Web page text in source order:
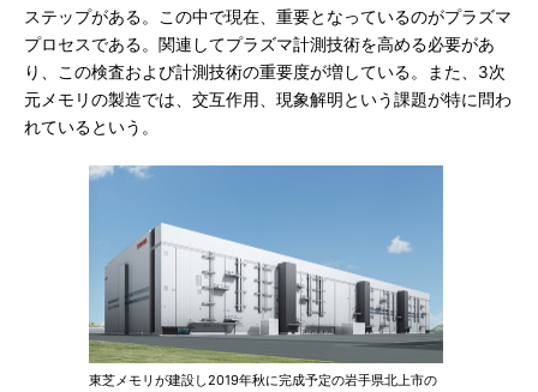
ステップがある。この中で現在、重要となっているのがプラズマ
プロセスである。関連してプラズマ計測技術を高める必要があ
り、この検査および計測技術の重要度が増している。また、3次
元メモリの製造では、交互作用、現象解明という課題が特に問わ
れているという。
東芝メモリが建設し2019年秋に完成予定の岩手県北上市の